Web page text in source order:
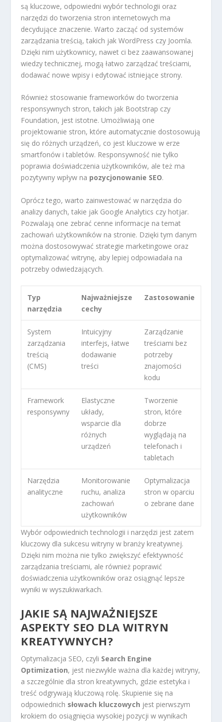
są kluczowe, odpowiedni wybór technologii oraz
narzędzi do tworzenia stron internetowych ma
decydujące znaczenie. Warto zacząć od systemów
zarządzania treścią, takich jak WordPress czy Joomla.
Dzięki nim użytkownicy, nawet ci bez zaawansowanej
wiedzy technicznej, mogą łatwo zarządzać treściami,
dodawać nowe wpisy i edytować istniejące strony.
Również stosowanie frameworków do tworzenia
responsywnych stron, takich jak Bootstrap czy
Foundation, jest istotne. Umożliwiają one
projektowanie stron, które automatycznie dostosowują
się do różnych urządzeń, co jest kluczowe w erze
smartfonów i tabletów. Responsywność nie tylko
poprawia doświadczenia użytkowników, ale też ma
pozytywny wpływ na pozycjonowanie SEO.
Oprócz tego, warto zainwestować w narzędzia do
analizy danych, takie jak Google Analytics czy hotjar.
Pozwalają one zebrać cenne informacje na temat
zachowań użytkowników na stronie. Dzięki tym danym
można dostosowywać strategie marketingowe oraz
optymalizować witrynę, aby lepiej odpowiadała na
potrzeby odwiedzających.
Typ
narzędzia
Najważniejsze
cechy
Zastosowanie
System
zarządzania
treścią
(CMS)
Intuicyjny
interfejs, łatwe
dodawanie
treści
Zarządzanie
treściami bez
potrzeby
znajomości
kodu
Framework
responsywny
Elastyczne
układy,
wsparcie dla
różnych
urządzeń
Tworzenie
stron, które
dobrze
wyglądają na
telefonach i
tabletach
Narzędzia
analityczne
Monitorowanie
ruchu, analiza
zachowań
użytkowników
Optymalizacja
stron w oparciu
o zebrane dane
Wybór odpowiednich technologii i narzędzi jest zatem
kluczowy dla sukcesu witryny w branży kreatywnej.
Dzięki nim można nie tylko zwiększyć efektywność
zarządzania treściami, ale również poprawić
doświadczenia użytkowników oraz osiągnąć lepsze
wyniki w wyszukiwarkach.
JAKIE SĄ NAJWAŻNIEJSZE
ASPEKTY SEO DLA WITRYN
KREATYWNYCH?
Optymalizacja SEO, czyli Search Engine
Optimization, jest niezwykle ważna dla każdej witryny,
a szczególnie dla stron kreatywnych, gdzie estetyka i
treść odgrywają kluczową rolę. Skupienie się na
odpowiednich słowach kluczowych jest pierwszym
krokiem do osiągnięcia wysokiej pozycji w wynikach